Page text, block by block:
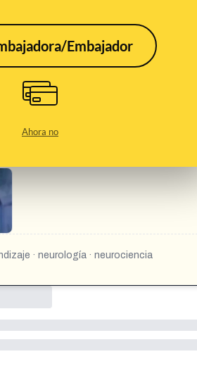
Embajador
Ahora no
nos demuestra que el
This content has not yet
biología estuviera hecha para tirar la toalla
cierta edad se han hecho estudios hasta
quiere decir que si nuestro cerebro es
reel/DIASm9hiMkr/ https://
· neurología · neurociencia